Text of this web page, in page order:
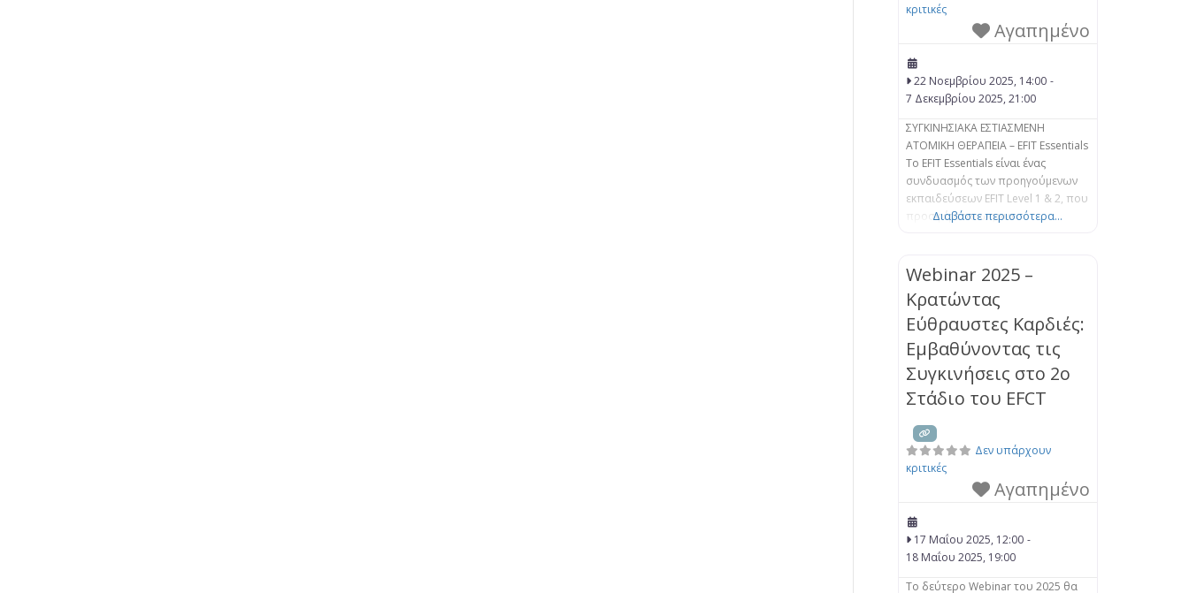
κριτικές
Αγαπημένο
22 Νοεμβρίου 2025, 14:00 -
7 Δεκεμβρίου 2025, 21:00
ΣΥΓΚΙΝΗΣΙΑΚΑ ΕΣΤΙΑΣΜΕΝΗ
ΑΤΟΜΙΚΗ ΘΕΡΑΠΕΙΑ – EFIT Essentials
Το EFIT Essentials είναι ένας
συνδυασμός των προηγούμενων
εκπαιδεύσεων EFIT Level 1 & 2, που
προσφέρεται ως μια
έτσι δομημένη ούτως ώστε να
μια βαθύτερη κατανόηση του
μοντέλου EFIT, όπως αυτό
πλαισιώνεται από την επιστήμη
του Δεσμού. Μέσα από μια μίξη
θεωρητικής
Διαβάστε περισσότερα...
Webinar 2025 –
Κρατώντας
Εύθραυστες Καρδιές:
Εμβαθύνοντας τις
Συγκινήσεις στο 2ο
Στάδιο του EFCT
Δεν υπάρχουν
κριτικές
Αγαπημένο
17 Μαΐου 2025, 12:00 -
18 Μαΐου 2025, 19:00
Το δεύτερο Webinar του 2025 θα